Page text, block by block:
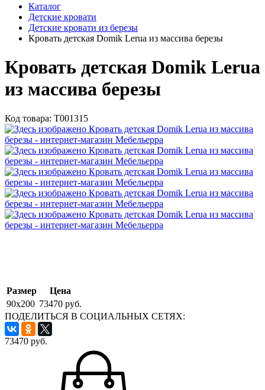
Каталог
Детские кровати
Детские кровати из березы
Кровать детская Domik Lerua из массива березы
Кровать детская Domik Lerua
из массива березы
Код товара: Т001315
Размер
Цена
90x200 73470 руб.
ПОДЕЛИТЬСЯ В СОЦИАЛЬНЫХ СЕТЯХ:
73470 руб.